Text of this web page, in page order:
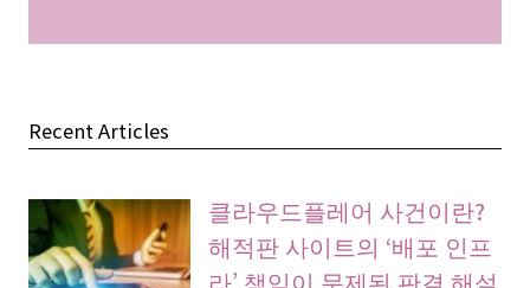
Recent Articles
클라우드플레어 사건이란?
해적판 사이트의 ‘배포 인프